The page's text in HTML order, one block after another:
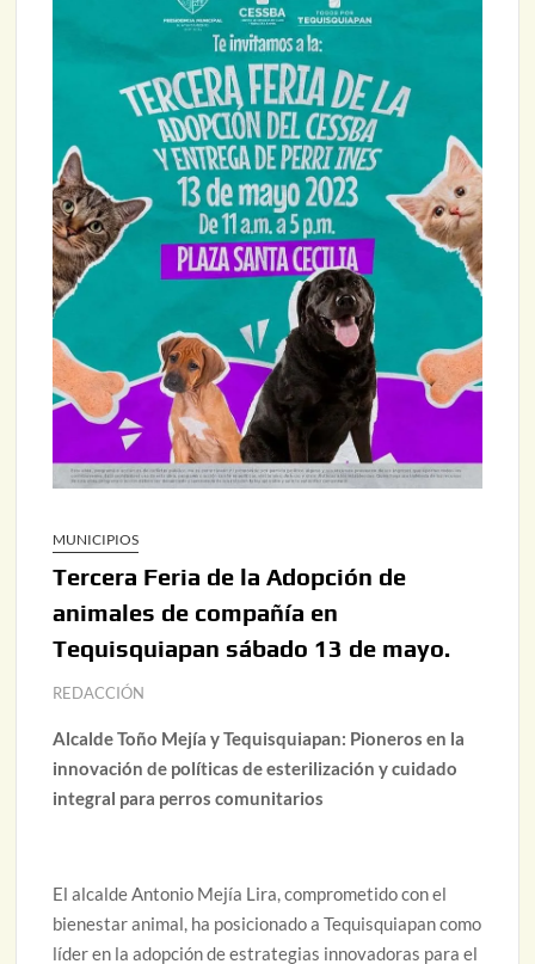
MUNICIPIOS
Tercera Feria de la Adopción de
animales de compañía en
Tequisquiapan sábado 13 de mayo.
REDACCIÓN
Alcalde Toño Mejía y Tequisquiapan: Pioneros en la
innovación de políticas de esterilización y cuidado
integral para perros comunitarios
El alcalde Antonio Mejía Lira, comprometido con el
bienestar animal, ha posicionado a Tequisquiapan como
líder en la adopción de estrategias innovadoras para el